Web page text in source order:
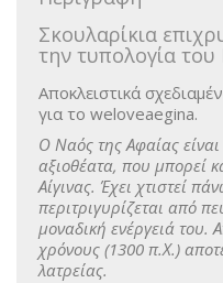
Σκουλαρίκια
την τυπολογία
Αποκλειστικά
για το weloveaegina.
Ο Ναός της Αφαίας
αξιοθέατα, που μπορεί
Αίγινας. Έχει χτιστεί
περιτριγυρίζεται από
μοναδική ενέργειά του.
χρόνους (1300 π.Χ.)
λατρείας.